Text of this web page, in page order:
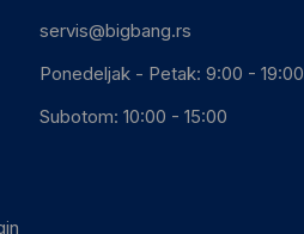
servis@bigbang.rs
Ponedeljak - Petak: 9:00 - 19:00
Subotom: 10:00 - 15:00